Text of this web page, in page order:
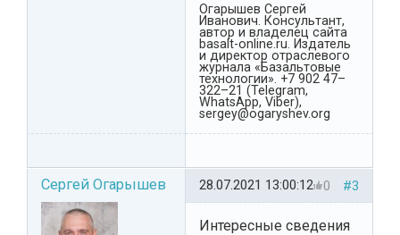
Огарышев Сергей
Иванович. Консультант,
автор и владелец сайта
basalt-online.ru. Издатель
и директор отраслевого
журнала «Базальтовые
технологии». +7 902 47–
322–21 (Telegram,
WhatsApp, Viber),
sergey@ogaryshev.org
Сергей Огарышев #3
0
28.07.2021 13:00:12
Интересные сведения